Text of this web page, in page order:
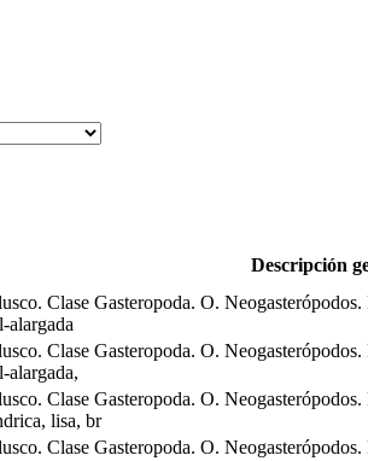
Descripción
Clase Gasteropoda. O.
alargada
Clase Gasteropoda. O.
alargada,
Clase Gasteropoda. O.
lisa, br
Clase Gasteropoda. O.